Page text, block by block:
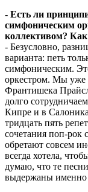
- Есть ли
симфоническим
коллективом?
- Безусловно,
варианта: петь
симфоническим.
оркестром. Мы уже
Франтишека
долго
Кипре и в
тридцать пять
сочетания поп-рок
обретают совсем
всегда хотела,
думаю, что те
выдержаны именно